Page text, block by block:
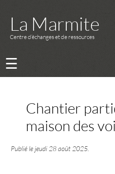
La Marmite
Centre d’échanges et de ressources
☰
Chantier
maison des
Publié le jeudi 28 août 2025